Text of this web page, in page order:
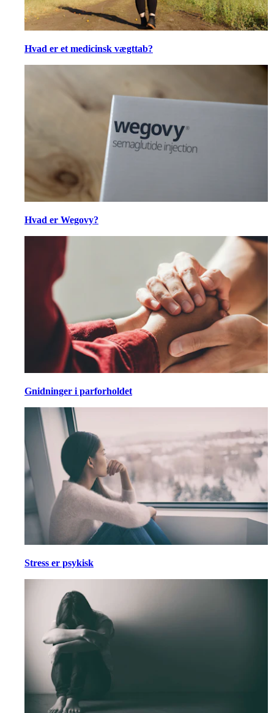
Hvad er et medicinsk vægttab?
Hvad er Wegovy?
Gnidninger i parforholdet
Stress er psykisk